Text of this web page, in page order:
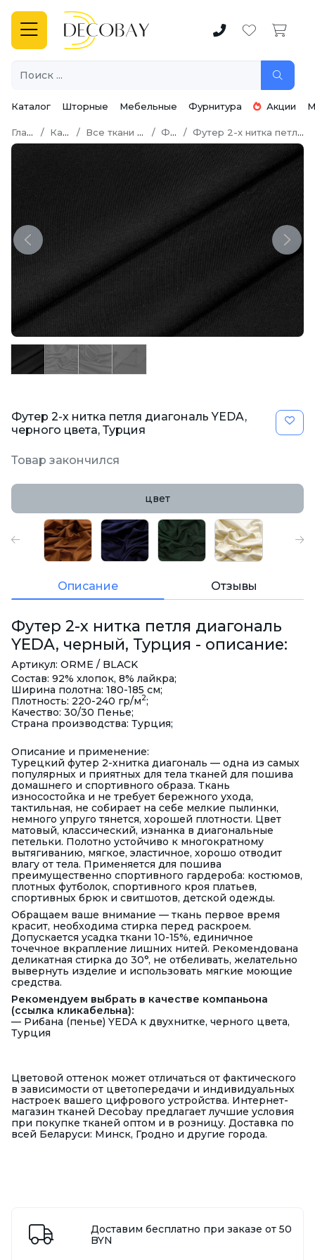
Каталог Шторные Мебельные Фурнитура Акции
Главная Каталог Все ткани для шитья Футер Футер 2-х нитка петля (френч терри)
Previous Next
Футер 2-х нитка петля диагональ YEDA,
черного цвета, Турция
Товар закончился
цвет
Описание Отзывы
Футер 2-х нитка петля диагональ
YEDA, черный, Турция - описание:
Артикул: ORME / BLACK
Состав: 92% хлопок, 8% лайкра;
Ширина полотна: 180-185 см;
Плотность: 220-240 гр/м2;
Качество: 30/30 Пенье;
Страна производства: Турция;
Описание и применение:
Турецкий футер 2-хнитка диагональ — одна из самых
популярных и приятных для тела тканей для пошива
домашнего и спортивного образа. Ткань
износостойка и не требует бережного ухода,
тактильная, не собирает на себе мелкие пылинки,
немного упруго тянется, хорошей плотности. Цвет
матовый, классический, изнанка в диагональные
петельки. Полотно устойчиво к многократному
вытягиванию, мягкое, эластичное, хорошо отводит
влагу от тела. Применяется для пошива
преимущественно спортивного гардероба: костюмов,
плотных футболок, спортивного кроя платьев,
спортивных брюк и свитшотов, детской одежды.
Обращаем ваше внимание — ткань первое время
красит, необходима стирка перед раскроем.
Допускается усадка ткани 10-15%, единичное
точечное вкрапление лишних нитей. Рекомендована
деликатная стирка до 30°, не отбеливать, желательно
вывернуть изделие и использовать мягкие моющие
средства.
Рекомендуем выбрать в качестве компаньона
(ссылка кликабельна):
— Рибана (пенье) YEDA к двухнитке, черного цвета,
Турция
Цветовой оттенок может отличаться от фактического
в зависимости от цветопередачи и индивидуальных
настроек вашего цифрового устройства. Интернет-
магазин тканей Decobay предлагает лучшие условия
при покупке тканей оптом и в розницу. Доставка по
всей Беларуси: Минск, Гродно и другие города.
Доставим бесплатно при заказе от 50
BYN